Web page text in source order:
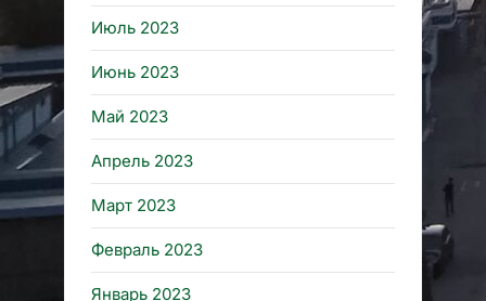
Июль 2023
Июнь 2023
Май 2023
Апрель 2023
Март 2023
Февраль 2023
Январь 2023